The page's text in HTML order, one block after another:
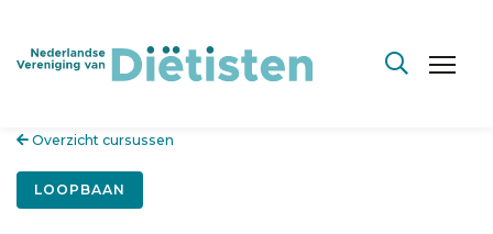
Overzicht cursussen
LOOPBAAN